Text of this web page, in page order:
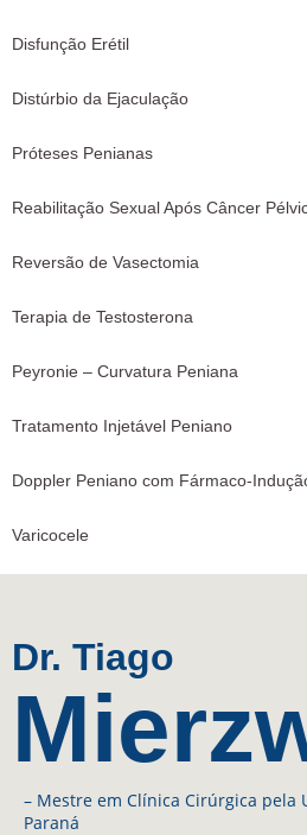
Disfunção Erétil
Distúrbio da Ejaculação
Próteses Penianas
Reabilitação Sexual Após Câncer
Reversão de Vasectomia
Terapia de Testosterona
Peyronie – Curvatura Peniana
Tratamento Injetável Peniano
Doppler Peniano com Fármaco-
Varicocele
Dr. Tiago
– Mestre em Clínica Cirúrgica pela
Paraná